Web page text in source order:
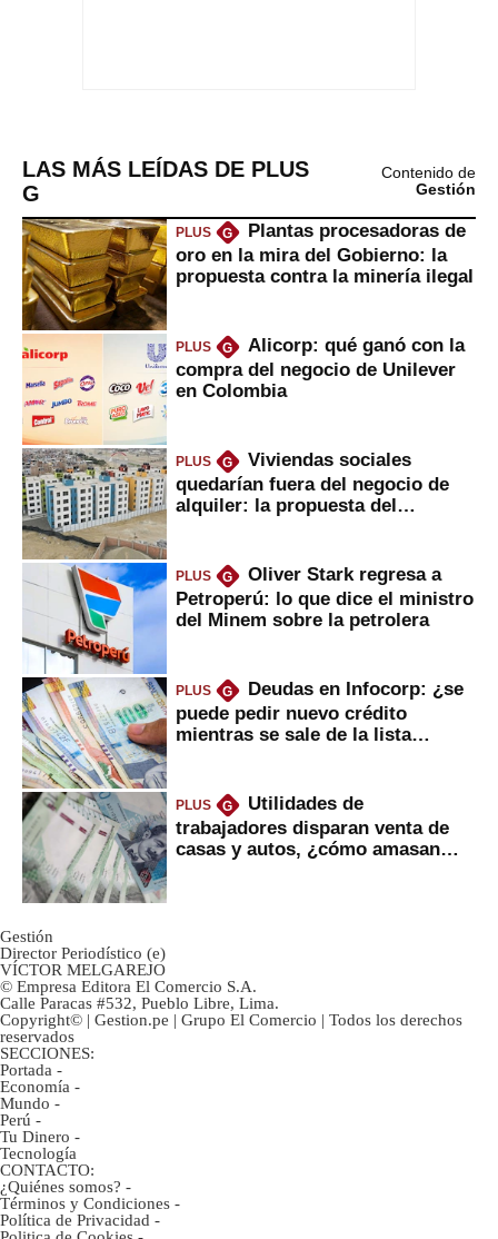
LAS MÁS LEÍDAS DE PLUS
G
Contenido de
Gestión
PLUS G
Plantas procesadoras de
oro en la mira del Gobierno: la
propuesta contra la minería ilegal
PLUS G
Alicorp: qué ganó con la
compra del negocio de Unilever
en Colombia
PLUS G
Viviendas sociales
quedarían fuera del negocio de
alquiler: la propuesta del
PLUS G
Oliver Stark regresa a
Petroperú: lo que dice el ministro
del Minem sobre la petrolera
PLUS G
Deudas en Infocorp: ¿se
puede pedir nuevo crédito
mientras se sale de la lista
PLUS G
Utilidades de
trabajadores disparan venta de
casas y autos, ¿cómo amasan
Gestión
Director Periodístico (e)
VÍCTOR MELGAREJO
© Empresa Editora El Comercio S.A.
Calle Paracas #532, Pueblo Libre, Lima.
Copyright© | Gestion.pe | Grupo El Comercio | Todos los derechos
reservados
SECCIONES:
Portada -
Economía -
Mundo -
Perú -
Tu Dinero -
Tecnología
CONTACTO:
¿Quiénes somos? -
Términos y Condiciones -
Política de Privacidad -